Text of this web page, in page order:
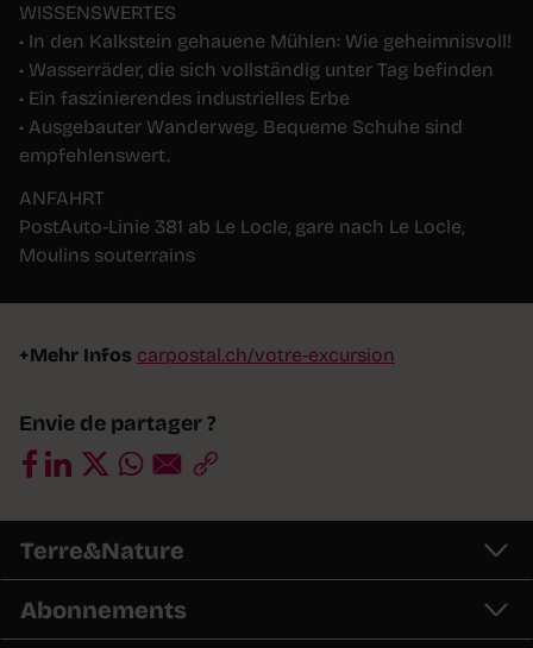
WISSENSWERTES
• In den Kalkstein gehauene Mühlen: Wie geheimnisvoll!
• Wasserräder, die sich vollständig unter Tag befinden
• Ein faszinierendes industrielles Erbe
• Ausgebauter Wanderweg. Bequeme Schuhe sind
empfehlenswert.
ANFAHRT
PostAuto-Linie 381 ab Le Locle, gare nach Le Locle,
Moulins souterrains
+Mehr Infos carpostal.ch/votre-excursion
Envie de partager ?
Terre&Nature
Abonnements